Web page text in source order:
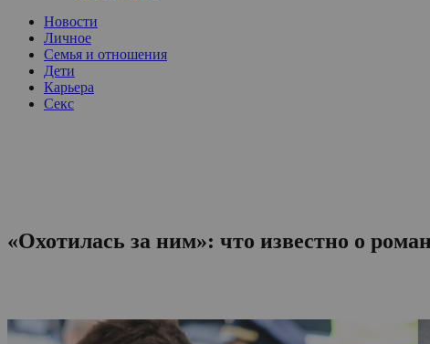
Новости
Личное
Семья и отношения
Дети
Карьера
Секс
«Охотилась за ним»: что известно о